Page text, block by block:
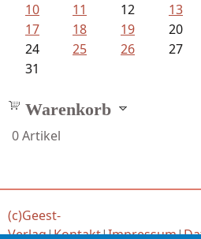
10
11 12 13
17
18 19 20
24
25 26 27
31
Warenkorb
0Artikel
(c)Geest-
Verlag|Kontakt|Impressum|